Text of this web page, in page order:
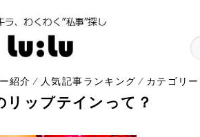
紹介 ⁄ 人気記事ランキング ⁄ カテゴリー
リップテインって？